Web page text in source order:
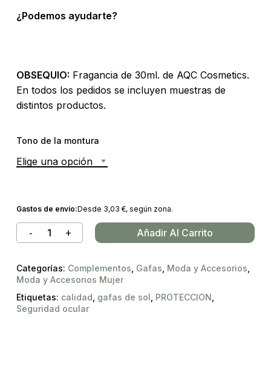
¿Podemos ayudarte?
OBSEQUIO: Fragancia de 30ml. de AQC Cosmetics.
En todos los pedidos se incluyen muestras de
distintos productos.
Tono de la montura
Elige una opción
Gastos de envío:Desde 3,03 €, según zona.
Añadir Al Carrito
Categorías: Complementos Gafas Moda y Accesorios
Moda y Accesorios Mujer
Etiquetas: calidad gafas de sol PROTECCION
Seguridad ocular